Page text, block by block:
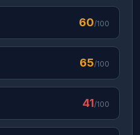
60/100
65/100
41/100